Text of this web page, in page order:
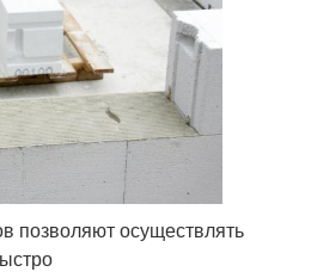
позволяют осуществлять